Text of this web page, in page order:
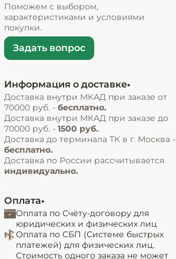
Поможем с выбором,
характеристиками и условиями
покупки.
Задать вопрос
Информация о доставке
Доставка внутри МКАД при заказе от
70000 руб. - бесплатно.
Доставка внутри МКАД при заказе до
70000 руб. - 1500 руб..
Доставка до терминала ТК в г. Москва -
бесплатно.
Доставка по России рассчитывается
индивидуально.
Оплата
Оплата по Счёту-договору для
юридических и физических лиц
Оплата по СБП (Системе быстрых
платежей) для физических лиц.
Стоимость одного заказа не может